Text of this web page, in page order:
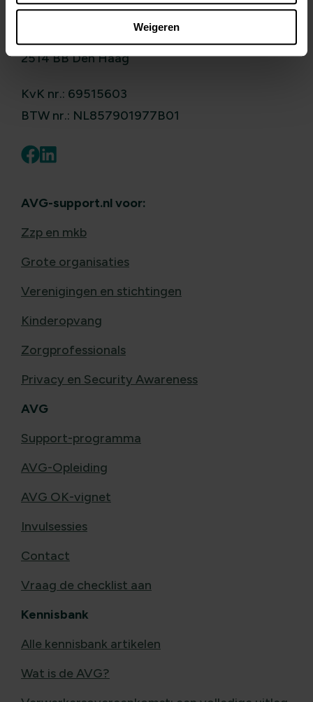
Weigeren
Organisatiegegevens
Doctor Kuyperstraat 10
2514 BB Den Haag
KvK nr.: 69515603
BTW nr.: NL857901977B01
AVG-support.nl voor:
Zzp en mkb
Grote organisaties
Verenigingen en stichtingen
Kinderopvang
Zorgprofessionals
Privacy en Security Awareness
AVG
Support-programma
AVG-Opleiding
AVG OK-vignet
Invulsessies
Contact
Vraag de checklist aan
Kennisbank
Alle kennisbank artikelen
Wat is de AVG?